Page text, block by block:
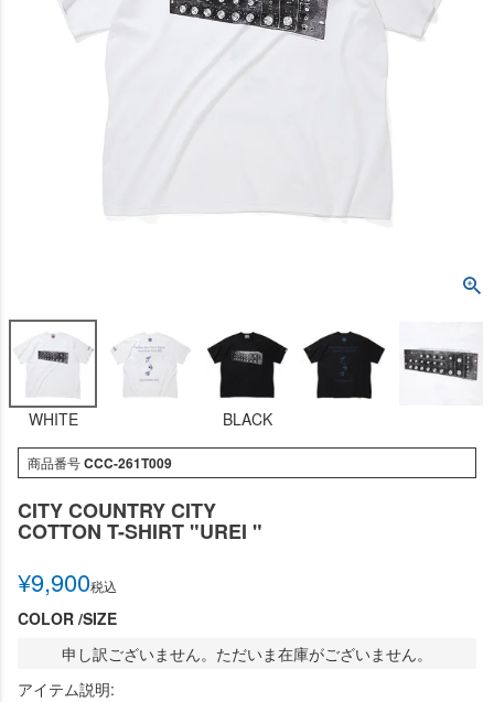
WHITE BLACK
商品番号CCC-261T009
CITY COUNTRY CITY
COTTON T-SHIRT "UREI "
¥9,900税込
COLOR SIZE
申し訳ございません。ただいま在庫がございません。
アイテム説明: